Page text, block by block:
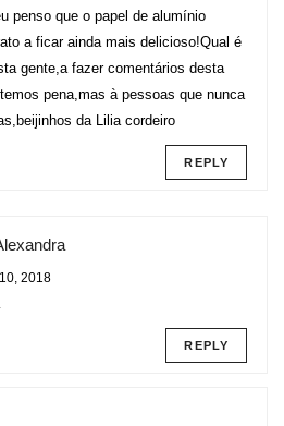
penso que o papel de alumínio
a ficar ainda mais delicioso!Qual é
gente,a fazer comentários desta
pena,mas à pessoas que nunca
da Lilia cordeiro
REPLY
2018
REPLY